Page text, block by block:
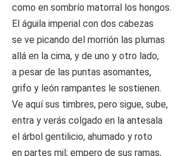
como en sombrío matorral los hongos.
El águila imperial con dos cabezas
se ve picando del morrión las plumas
allá en la cima, y de uno y otro lado,
a pesar de las puntas asomantes,
grifo y león rampantes le sostienen.
Ve aquí sus timbres, pero sigue, sube,
entra y verás colgado en la antesala
el árbol gentilicio, ahumado y roto
en partes mil; empero de sus ramas,